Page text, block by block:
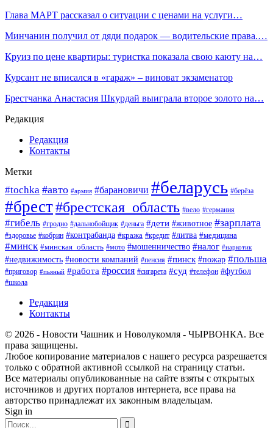
Глава МАРТ рассказал о ситуации с ценами на услуги…
Минчанин получил от дяди подарок — водительские права.…
Круиз по цене квартиры: туристка показала свою каюту на…
Курсант не вписался в «гараж» – виноват экзаменатор
Брестчанка Анастасия Шкурдай выиграла второе золото на…
Редакция
Редакция
Контакты
Метки
#tochka #авто #армия #барановичи #беларусь #берёза
#брест#брестская_область #вело #германия
#гибель #гродно #дальнобойщик #деньга #дети #животное #зарплата
#здоровье #кобрин #контрабанда #кража #кредит #литва #медицина
#минск #минская_область #мото #мошенничество #налог #наркотик
#недвижимость #новости компаний #пенсия #пинск #пожар #польша
#приговор #пьяный #работа #россия #сигарета #суд #телефон #футбол
#школа
Редакция
Контакты
© 2026 - Новости Чашник и Новолукомля - ЧЫРВОНКА. Все
права защищены.
Любое копирование материалов с нашего ресурса разрешается
только с обратной активной ссылкой на страницу статьи.
Все материалы опубликованные на сайте взяты с открытых
источников и других порталов интернета, все права на
авторство принадлежат их законным владельцам.
Sign in